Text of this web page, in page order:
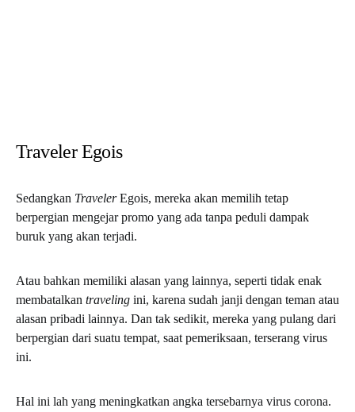
Traveler Egois
Sedangkan TravelerEgois, mereka akan memilih tetap
berpergian mengejar promo yang ada tanpa peduli dampak
buruk yang akan terjadi.
Atau bahkan memiliki alasan yang lainnya, seperti tidak enak
membatalkan traveling ini, karena sudah janji dengan teman atau
alasan pribadi lainnya. Dan tak sedikit, mereka yang pulang dari
berpergian dari suatu tempat, saat pemeriksaan, terserang virus
ini.
Hal ini lah yang meningkatkan angka tersebarnya virus corona.